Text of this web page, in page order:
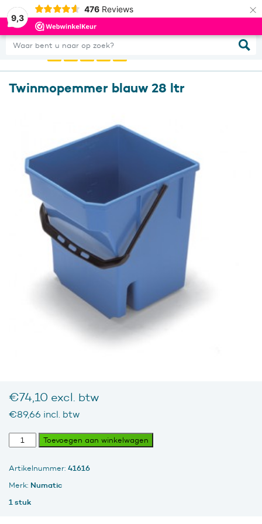
9,3
476 Reviews ×
Waar bent u naar op zoek?
0
Twinmopemmer blauw 28 ltr
€74,10 excl. btw
€89,66 incl. btw
Twinmopemmer
blauw
ltr
aantal
Toevoegen aan winkelwagen
Artikelnummer: 41616
Merk: Numatic
1 stuk